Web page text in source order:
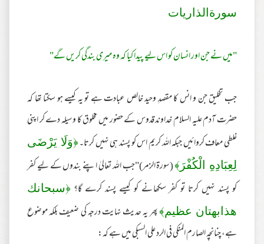
سورةالذاريات
"میں نے جن اور انسان کو اس لیے پیدا کیا کہ وہ میری بندگی کریں گے"
جب تخلیق جن و انس کا مقصدِ وحید خالص عبادت ہے تو یہ کیسے ہو سکتا تھا کہ
حضرت آدم علیہ السلام خداوند قدوس کے حضور میں مخلوق کا وسیلہ دے کر اپنی
غلطی معاف کروائیں جبکہ اللہ کریم اس کو پسند ہی نہیں کرتا۔﴿وَلَا يَرْضَى
لِعِبَادِهِ الْكُفْرَ﴾(سورة الزمر)"جب اللہ تعالیٰ اپنے بندوں کے لیے کفر
کو پسند نہیں کرتا تو کفر سکھانے کو کیسے پسند کرے گا؟ ﴿سبحانك
هذابهتان عظيم﴾پھر یہ حدیث نہایت درجہ کی ضعیف بلکہ موضوع
ہے، چنانچہ الصارم المنكى فى الرد على السبكى میں ہے کہ: